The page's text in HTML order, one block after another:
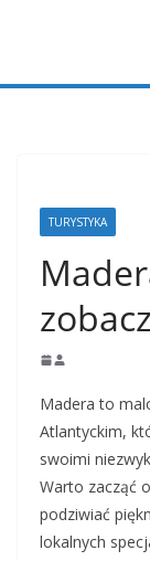
TURYSTYKA
Madera to
Atlantyckim,
swoimi
Warto zacząć
podziwiać
lokalnych